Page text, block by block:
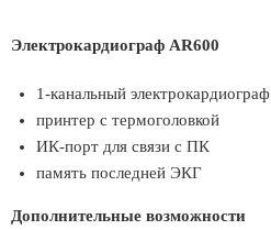
Электрокардиограф AR600
1-канальный электрокардиограф
принтер с термоголовкой
ИК-порт для связи с ПК
память последней ЭКГ
Дополнительные возможности